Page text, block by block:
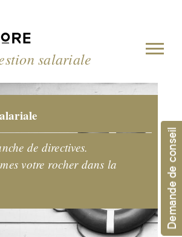
salariale
de directives.
votre rocher dans la
Demande de conseil